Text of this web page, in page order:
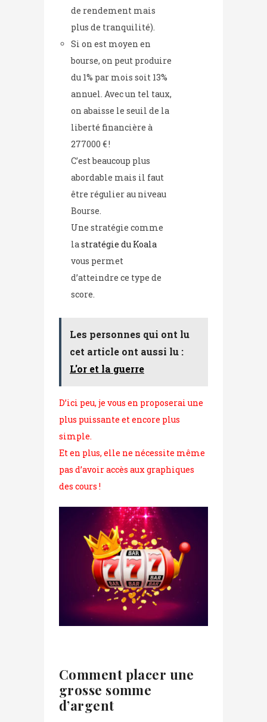
de rendement mais
plus de tranquilité).
Si on est moyen en
bourse, on peut produire
du 1% par mois soit 13%
annuel. Avec un tel taux,
on abaisse le seuil de la
liberté financière à
277000 € !
C’est beaucoup plus
abordable mais il faut
être régulier au niveau
Bourse.
Une stratégie comme
lastratégie du Koala
vous permet
d’atteindre ce type de
score.
Les personnes qui ont lu
cet article ont aussi lu :
L'or et la guerre
D’ici peu, je vous en proposerai une
plus puissante et encore plus
simple.
Et en plus, elle ne nécessite même
pas d’avoir accès aux graphiques
des cours !
Comment placer une
grosse somme
d’argent